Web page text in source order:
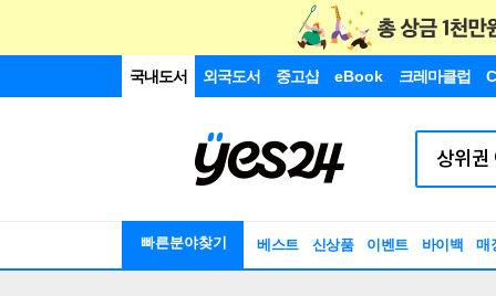
국내도서 외국도서 중고샵 eBook 크레마클럽
빠른분야찾기 베스트 신상품 이벤트 바이백 매